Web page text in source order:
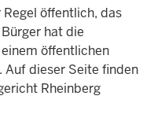
öffentlich, das
hat die
öffentlichen
dieser Seite finden
Rheinberg